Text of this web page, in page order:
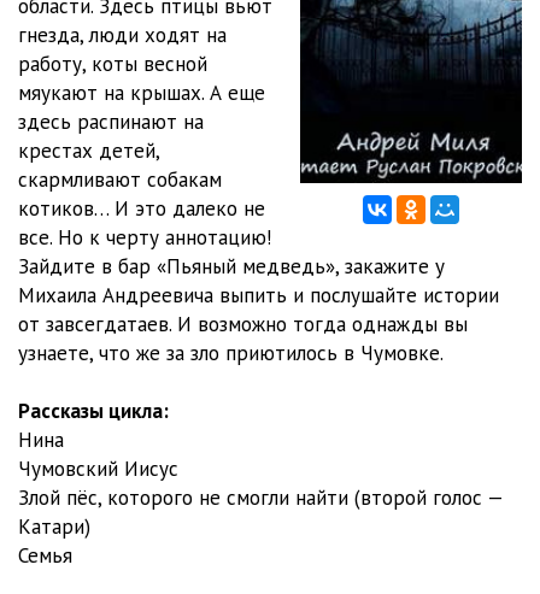
области. Здесь птицы вьют
гнезда, люди ходят на
работу, коты весной
мяукают на крышах. А еще
здесь распинают на
крестах детей,
скармливают собакам
котиков… И это далеко не
все. Но к черту аннотацию!
Зайдите в бар «Пьяный медведь», закажите у
Михаила Андреевича выпить и послушайте истории
от завсегдатаев. И возможно тогда однажды вы
узнаете, что же за зло приютилось в Чумовке.
Рассказы цикла:
Нина
Чумовский Иисус
Злой пёс, которого не смогли найти (второй голос —
Катари)
Семья